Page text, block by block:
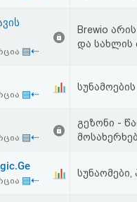
▤⇠
Brewio
და სახლის
▤⇠
▤⇠
გეზონი -
▤⇠